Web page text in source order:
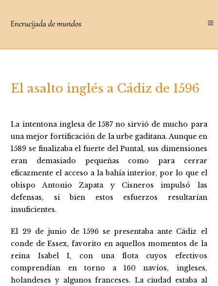
contenido
El asalto inglés a Cádiz de 1596
La intentona inglesa de 1587 no sirvió de mucho para
una mejor fortificación de la urbe gaditana. Aunque en
1589 se finalizaba el fuerte del Puntal, sus dimensiones
eran demasiado pequeñas como para cerrar
eficazmente el acceso a la bahía interior, por lo que el
obispo Antonio Zapata y Cisneros impulsó las
defensas, si bien estos esfuerzos resultarían
insuficientes.
El 29 de junio de 1596 se presentaba ante Cádiz el
conde de Essex, favorito en aquellos momentos de la
reina Isabel I, con una flota cuyos efectivos
comprendían en torno a 160 navíos, ingleses,
holandeses y algunos franceses. La ciudad estaba al